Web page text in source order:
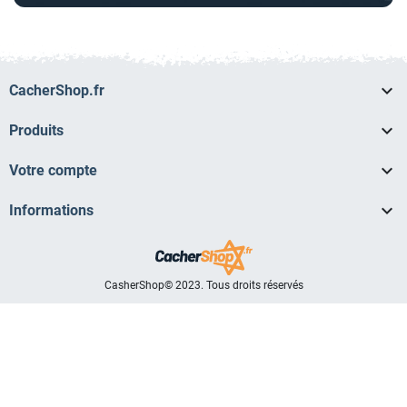
CacherShop.fr 
Produits 
Votre compte 
Informations 
CasherShop© 2023. Tous droits réservés